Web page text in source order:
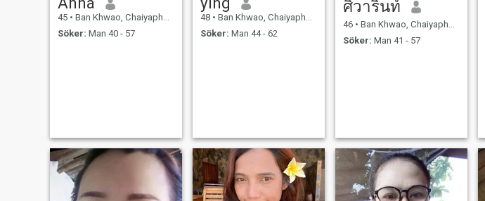
45 • Ban Khwao, Chaiyaphum, Thailand
Söker: Man 40 - 57
48 • Ban Khwao, Chaiyaphum, Thailand
Söker: Man 44 - 62
ศิวารินท์
46 • Ban Khwao, Chaiyaphum, Thailand
Söker: Man 41 - 57